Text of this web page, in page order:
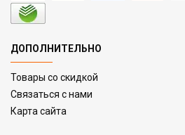
ДОПОЛНИТЕЛЬНО
Товары со скидкой
Связаться с нами
Карта сайта